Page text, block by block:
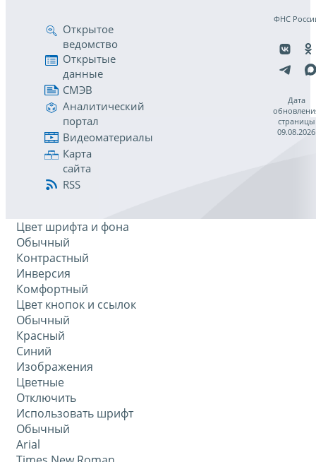
Открытое
ведомство
Открытые
данные
СМЭВ
Аналитический
портал
Видеоматериалы
Карта
сайта
RSS
ФНС
Дата
страницы
09.08.2026
Цвет шрифта и фона
Обычный
Контрастный
Инверсия
Комфортный
Цвет кнопок и ссылок
Обычный
Красный
Синий
Изображения
Цветные
Отключить
Использовать шрифт
Обычный
Arial